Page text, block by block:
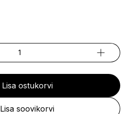
Lisa ostukorvi
Lisa soovikorvi